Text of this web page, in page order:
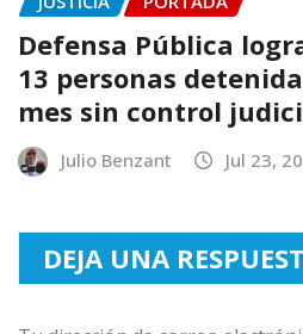
Defensa Pública
13 personas
mes sin control
Julio Benzant Jul 23,
DEJA UNA